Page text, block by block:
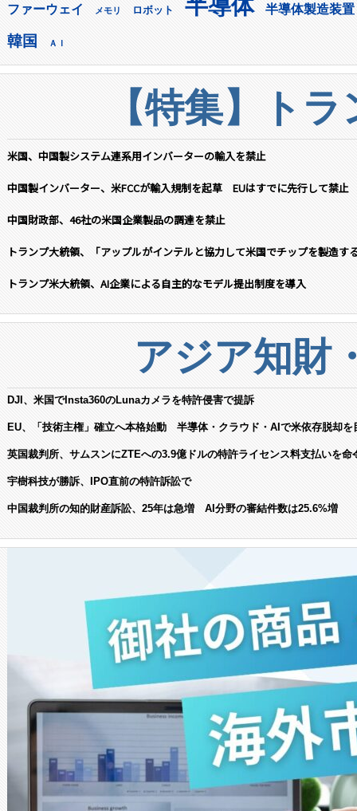
ファーウェイ メモリ ロボット 半導体 半導体製造装置
韓国 ＡＩ
【特集】ト
米国、中国製システム連系用インバーターの輸入を禁止
中国製インバーター、米FCCが輸入規制を起草 EUはすでに先行して禁止
中国財政部、46社の米国企業製品の調達を禁止
トランプ大統領、「アップルがインテルと協力して米国でチップを製造す
トランプ米大統領、AI企業による自主的なモデル提出制度を導入
アジア知財
DJI、米国でInsta360のLunaカメラを特許侵害で提訴
EU、「技術主権」確立へ本格始動 半導体・クラウド・AIで米依存脱却を
英国裁判所、サムスンにZTEへの3.9億ドルの特許ライセンス料支払いを命
宇樹科技が勝訴、IPO直前の特許訴訟で
中国裁判所の知的財産訴訟、25年は急増 AI分野の審結件数は25.6%増